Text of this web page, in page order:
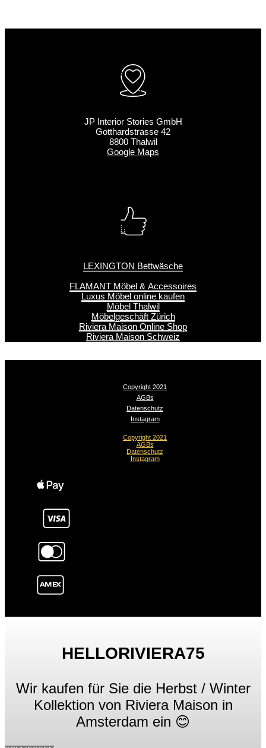
JP Interior Stories GmbH
Gotthardstrasse 42
8800 Thalwil
Google Maps
LEXINGTON Bettwäsche
FLAMANT Möbel & Accessoires
Luxus Möbel online kaufen
Möbel Thalwil
Möbelgeschäft Zürich
Riviera Maison Online Shop
Riviera Maison Schweiz
Copyright 2021
AGBs
Datenschutz
Instagram
Copyright 2021
AGBs
Datenschutz
Instagram
HELLORIVIERA75
Wir kaufen für Sie die Herbst / Winter
Kollektion von Riviera Maison in
Amsterdam ein 😊